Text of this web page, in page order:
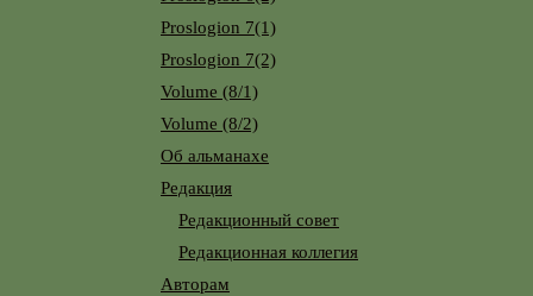
Proslogion 7(1)
Proslogion 7(2)
Volume (8/1)
Volume (8/2)
Об альманахе
Редакция
Редакционный совет
Редакционная коллегия
Авторам